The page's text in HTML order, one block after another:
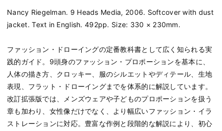
Nancy Riegelman. 9 Heads Media, 2006. Softcover with dust
jacket. Text in English. 492pp. Size: 330 × 230mm.
ファッション・ドローイングの定番教科書として広く知られる実
践的ガイド。9頭身のファッション・プロポーションを基本に、
人体の描き方、クロッキー、服のシルエットやディテール、生地
表現、フラット・ドローイングまでを体系的に解説しています。
改訂拡張版では、メンズウェアや子どものプロポーションを扱う
章も加わり、女性像だけでなく、より幅広いファッション・イラ
ストレーションに対応。豊富な作例と段階的な解説により、初心